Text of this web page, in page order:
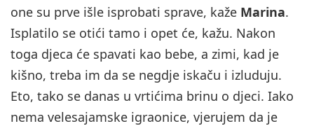
one su prve išle isprobati sprave, kaže Marina.
Isplatilo se otići tamo i opet će, kažu. Nakon
toga djeca će spavati kao bebe, a zimi, kad je
kišno, treba im da se negdje iskaču i izluduju.
Eto, tako se danas u vrtićima brinu o djeci. Iako
nema velesajamske igraonice, vjerujem da je